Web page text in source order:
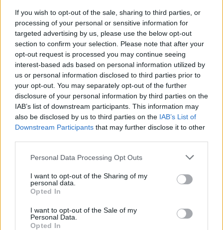
If you wish to opt-out of the sale, sharing to third parties, or
processing of your personal or sensitive information for
targeted advertising by us, please use the below opt-out
section to confirm your selection. Please note that after your
opt-out request is processed you may continue seeing
interest-based ads based on personal information utilized by
us or personal information disclosed to third parties prior to
your opt-out. You may separately opt-out of the further
disclosure of your personal information by third parties on the
IAB’s list of downstream participants. This information may
also be disclosed by us to third parties on the IAB’s List of
Downstream Participants that may further disclose it to other
Please note that this website/app uses one or more Google
not limited to your visit or usage behaviour. You may click to
grant or deny consent to Google and its third-party tags to
use your data for below specified purposes in below Google
consent section.
Personal Data Processing Opt Outs
I want to opt-out of the Sharing of my
personal data.
Opted In
I want to opt-out of the Sale of my
Personal Data.
Opted In
ΑΘΛΗΤΙΣΜΟΣ